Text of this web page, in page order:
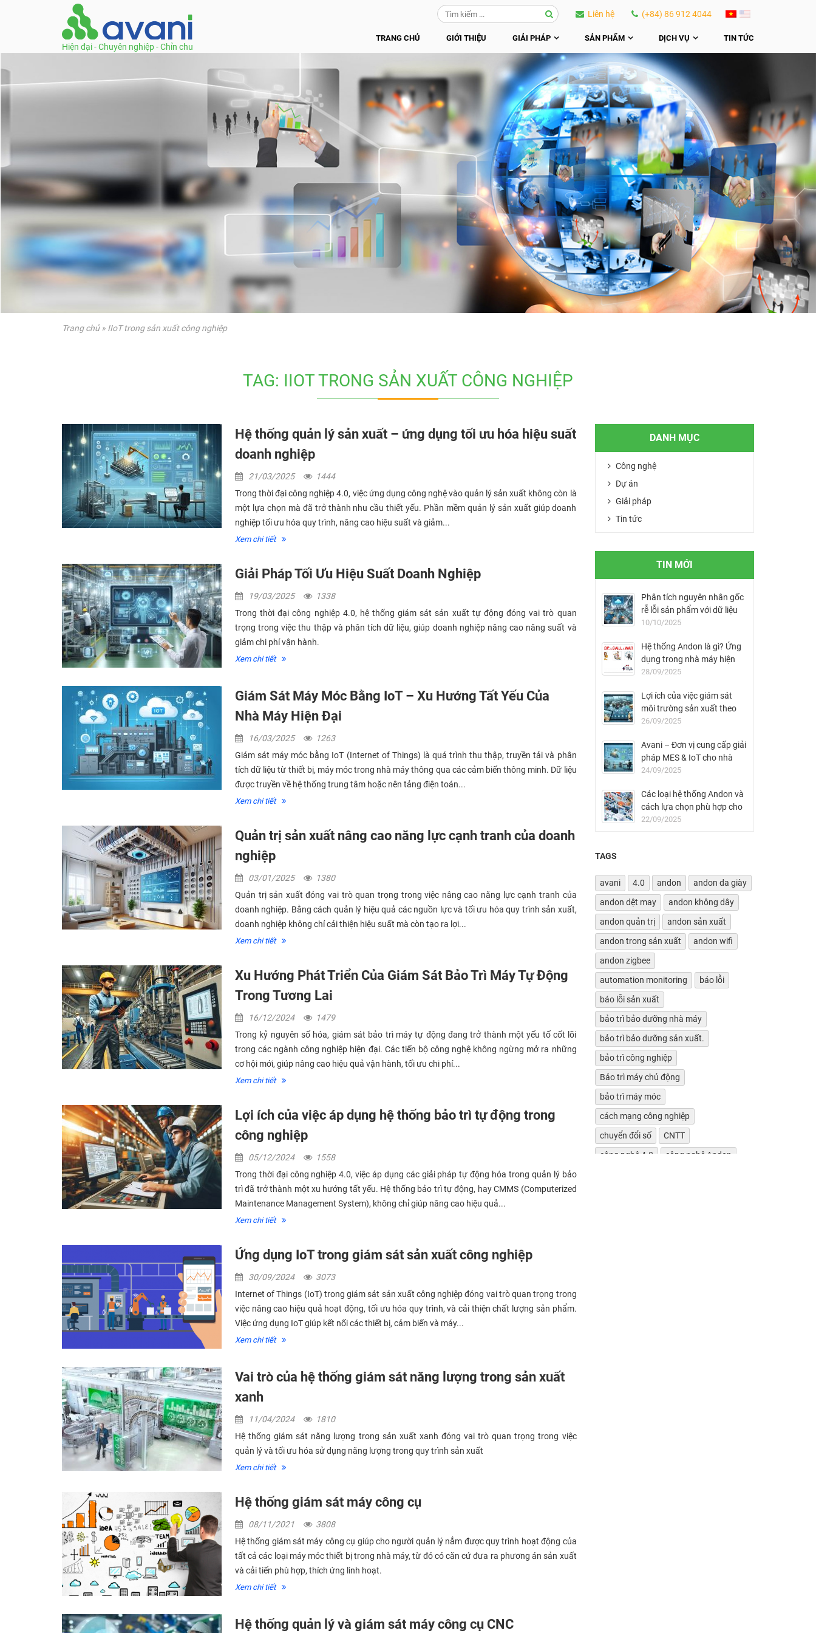
Hiện đại - Chuyên nghiệp - Chỉn chu
Liên hệ (+84) 86 912 4044
TRANG CHỦ GIỚI THIỆU GIẢI PHÁP SẢN PHẨM DỊCH VỤ TIN TỨC
Trang chủ» IIoT trong sản xuất công nghiệp
TAG: IIOT TRONG SẢN XUẤT CÔNG NGHIỆP
Hệ thống quản lý sản xuất – ứng dụng tối ưu hóa hiệu suất
doanh nghiệp
21/03/2025
1444
Trong thời đại công nghiệp 4.0, việc ứng dụng công nghệ vào quản lý sản xuất không còn là
một lựa chọn mà đã trở thành nhu cầu thiết yếu. Phần mềm quản lý sản xuất giúp doanh
nghiệp tối ưu hóa quy trình, nâng cao hiệu suất và giảm...
Xem chi tiết
Giải Pháp Tối Ưu Hiệu Suất Doanh Nghiệp
19/03/2025
1338
Trong thời đại công nghiệp 4.0, hệ thống giám sát sản xuất tự động đóng vai trò quan
trọng trong việc thu thập và phân tích dữ liệu, giúp doanh nghiệp nâng cao năng suất và
giảm chi phí vận hành.
Xem chi tiết
Giám Sát Máy Móc Bằng IoT – Xu Hướng Tất Yếu Của
Nhà Máy Hiện Đại
16/03/2025
1263
Giám sát máy móc bằng IoT (Internet of Things) là quá trình thu thập, truyền tải và phân
tích dữ liệu từ thiết bị, máy móc trong nhà máy thông qua các cảm biến thông minh. Dữ liệu
được truyền về hệ thống trung tâm hoặc nên tảng điện toán...
Xem chi tiết
Quản trị sản xuất nâng cao năng lực cạnh tranh của doanh
nghiệp
03/01/2025
1380
Quản trị sản xuất đóng vai trò quan trọng trong việc nâng cao năng lực cạnh tranh của
doanh nghiệp. Bằng cách quản lý hiệu quả các nguồn lực và tối ưu hóa quy trình sản xuất,
doanh nghiệp không chỉ cải thiện hiệu suất mà còn tạo ra lợi...
Xem chi tiết
Xu Hướng Phát Triển Của Giám Sát Bảo Trì Máy Tự Động
Trong Tương Lai
16/12/2024
1479
Trong kỷ nguyên số hóa, giám sát bảo trì máy tự động đang trở thành một yếu tố cốt lõi
trong các ngành công nghiệp hiện đại. Các tiến bộ công nghệ không ngừng mở ra những
cơ hội mới, giúp nâng cao hiệu quả vận hành, tối ưu chi phí...
Xem chi tiết
Lợi ích của việc áp dụng hệ thống bảo trì tự động trong
công nghiệp
05/12/2024
1558
Trong thời đại công nghiệp 4.0, việc áp dụng các giải pháp tự động hóa trong quản lý bảo
trì đã trở thành một xu hướng tất yếu. Hệ thống bảo trì tự động, hay CMMS (Computerized
Maintenance Management System), không chỉ giúp nâng cao hiệu quả...
Xem chi tiết
Ứng dụng IoT trong giám sát sản xuất công nghiệp
30/09/2024
3073
Internet of Things (IoT) trong giám sát sản xuất công nghiệp đóng vai trò quan trọng trong
việc nâng cao hiệu quả hoạt động, tối ưu hóa quy trình, và cải thiện chất lượng sản phẩm.
Việc ứng dụng IoT giúp kết nối các thiết bị, cảm biến và máy...
Xem chi tiết
Vai trò của hệ thống giám sát năng lượng trong sản xuất
xanh
11/04/2024
1810
Hệ thống giám sát năng lượng trong sản xuất xanh đóng vai trò quan trọng trong việc
quản lý và tối ưu hóa sử dụng năng lượng trong quy trình sản xuất
Xem chi tiết
Hệ thống giám sát máy công cụ
08/11/2021
3808
Hệ thống giám sát máy công cụ giúp cho người quản lý nắm được quy trình hoạt động của
tất cả các loại máy móc thiết bị trong nhà máy, từ đó có căn cứ đưa ra phương án sản xuất
và cải tiến phù hợp, thích ứng linh hoạt.
Xem chi tiết
Hệ thống quản lý và giám sát máy công cụ CNC
DANH MỤC
Công nghệ
Dự án
Giải pháp
Tin tức
TIN MỚI
Phân tích nguyên nhân gốc
rễ lỗi sản phẩm với dữ liệu
MES
10/10/2025
Hệ thống Andon là gì? Ứng
dụng trong nhà máy hiện
đại
28/09/2025
Lợi ích của việc giám sát
môi trường sản xuất theo
thời gian thực
26/09/2025
Avani – Đơn vị cung cấp giải
pháp MES & IoT cho nhà
máy FDI tại Việt Nam
24/09/2025
Các loại hệ thống Andon và
cách lựa chọn phù hợp cho
nhà máy
22/09/2025
TAGS
avani 4.0 andon
andon da giày
andon dệt may
andon không dây
andon quản trị
andon sản xuất
andon trong sản xuất
andon wifi
andon zigbee
automation monitoring
báo lỗi
báo lỗi sản xuất
bảo trì bảo dưỡng nhà máy
bảo trì bảo dưỡng sản xuất.
bảo trì công nghiệp
Bảo trì máy chủ động
bảo trì máy móc
cách mạng công nghiệp
chuyển đổi số
CNTT
công nghệ 4.0
công nghệ Andon